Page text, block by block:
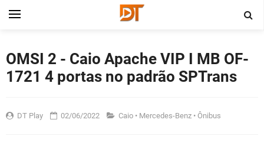
OMSI 2 - Caio Apache VIP I MB OF-
1721 4 portas no padrão SPTrans
DT Play 02/06/2022 Caio • Mercedes-Benz • Ônibus